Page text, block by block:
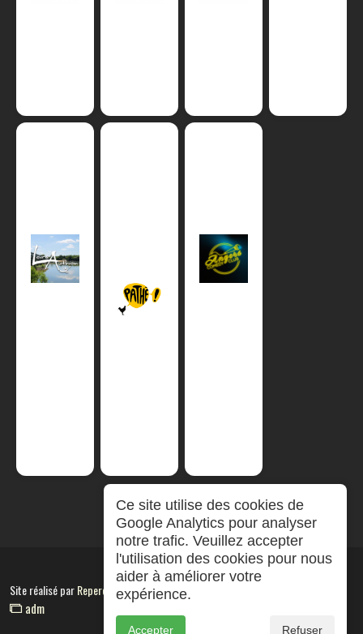
Site réalisé parRepereCom
adm
Ce site utilise des cookies de
Google Analytics pour analyser
notre trafic. Veuillez accepter
l'utilisation des cookies pour nous
aider à améliorer votre
expérience.
Accepter Refuser